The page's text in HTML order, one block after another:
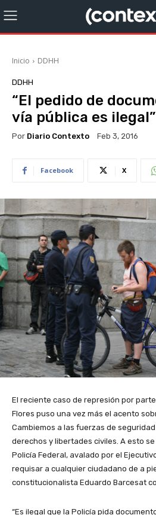
Inicio DDHH
DDHH
“El pedido de
vía pública es ilegal”
Por Diario Contexto Feb 3, 2016
Facebook X
El reciente caso de represión por
Flores puso una vez más el acento
Cambiemos a las fuerzas de
derechos y libertades civiles. A esto
Policía Federal, avalado por el
requisar a cualquier ciudadano de a
constitucionalista Eduardo Barcesat
“Es ilegal que la Policía pida